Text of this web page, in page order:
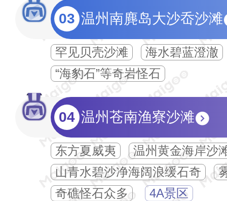
03 温州南麂岛大沙岙沙滩
罕见贝壳沙滩
海水碧蓝澄澈
“海豹石”等奇岩怪石
04 温州苍南渔寮沙滩
东方夏威夷
温州黄金海岸沙
山青水碧沙净海阔浪缓石奇
奇礁怪石众多
4A景区